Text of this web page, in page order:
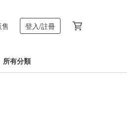
登入/註冊
所有分類